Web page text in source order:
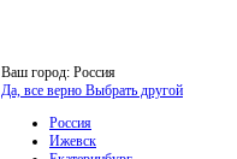
Ваш город: Россия
Да, все верно Выбрать другой
Россия
Ижевск